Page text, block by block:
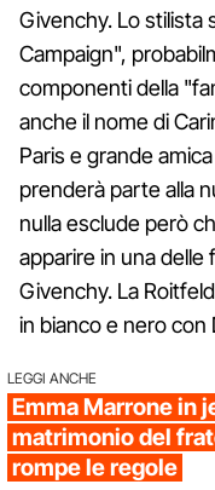
Givenchy. Lo stilista
Campaign",
componenti della
anche il nome di
Paris e grande
prenderà parte alla
nulla esclude però
apparire in una delle
Givenchy. La
in bianco e nero con
LEGGI ANCHE
Emma Marrone in
matrimonio del
rompe le regole